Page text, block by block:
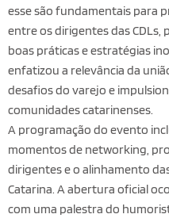
esse são fundamentais para
entre os dirigentes das
boas práticas e estratégias
enfatizou a relevância da
desafios do varejo e
comunidades catarinenses.
A programação do evento
momentos de networking,
dirigentes e o alinhamento
Catarina. A abertura oficial
com uma palestra do